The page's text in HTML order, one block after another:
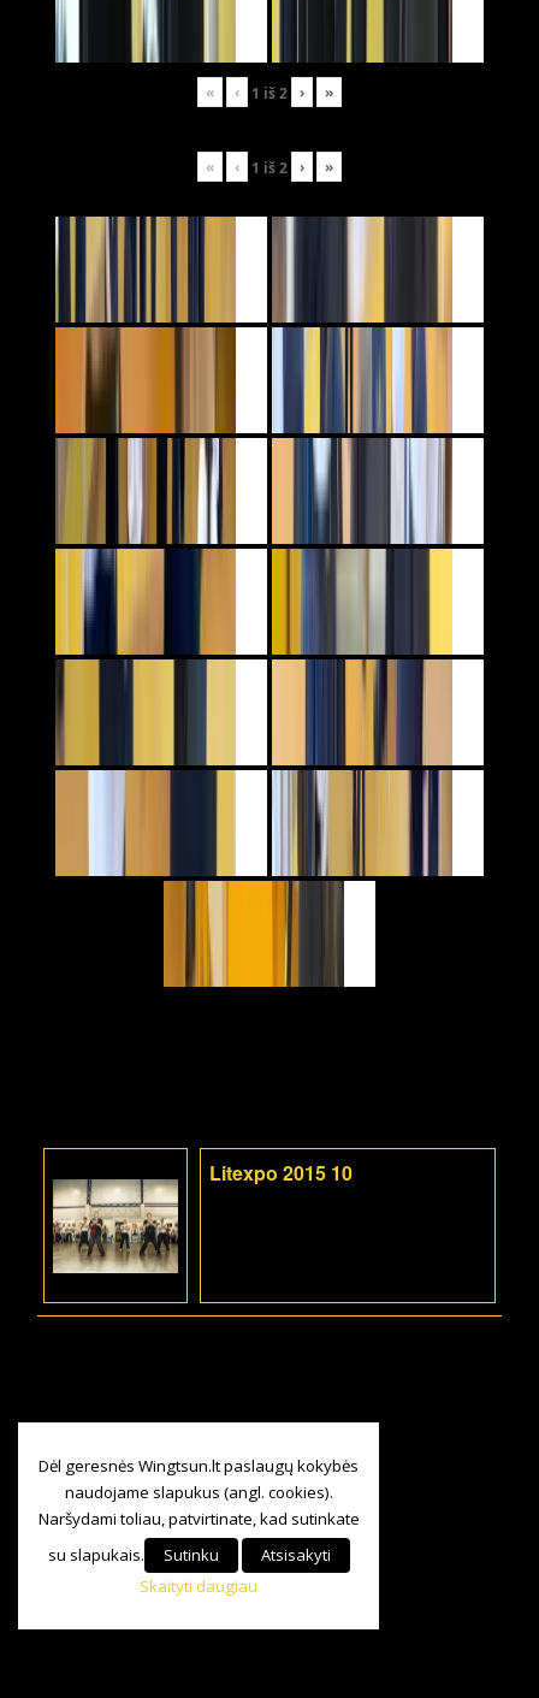
« ‹ 1 iš2 › »
« ‹ 1 iš2 › »
Litexpo 2015 10
Dėl geresnės Wingtsun.lt paslaugų kokybės
naudojame slapukus (angl. cookies).
Naršydami toliau, patvirtinate, kad sutinkate
su slapukais.
Sutinku
Atsisakyti
Skaityti daugiau